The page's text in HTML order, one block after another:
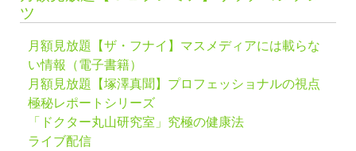
ツ
月額見放題【ザ・フナイ】マスメディアには載らな
い情報（電子書籍）
月額見放題【塚澤真聞】プロフェッショナルの視点
極秘レポートシリーズ
「ドクター丸山研究室」究極の健康法
ライブ配信